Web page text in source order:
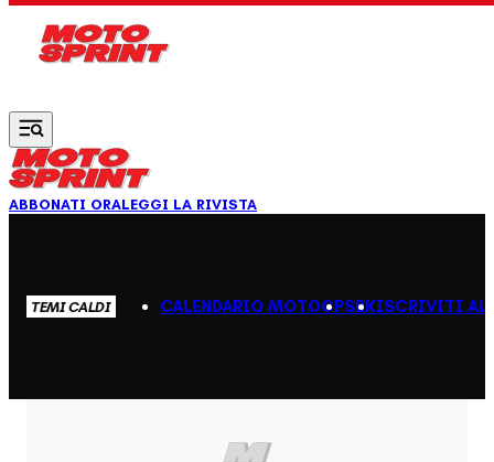
ABBONATI ORALEGGI LA RIVISTA
TEMI CALDI CALENDARIO MOTOGPSBKISCRIVITI AL